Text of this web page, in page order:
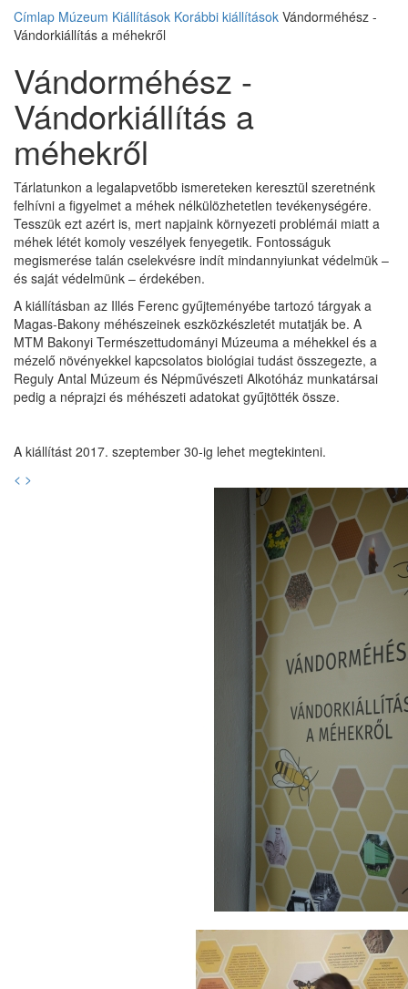
Címlap Múzeum Kiállítások Korábbi kiállítások Vándorméhész -
Vándorkiállítás a méhekről
Vándorméhész -
Vándorkiállítás a
méhekről
Tárlatunkon a legalapvetőbb ismereteken keresztül szeretnénk
felhívni a figyelmet a méhek nélkülözhetetlen tevékenységére.
Tesszük ezt azért is, mert napjaink környezeti problémái miatt a
méhek létét komoly veszélyek fenyegetik. Fontosságuk
megismerése talán cselekvésre indít mindannyiunkat védelmük –
és saját védelmünk – érdekében.
A kiállításban az Illés Ferenc gyűjteményébe tartozó tárgyak a
Magas-Bakony méhészeinek eszközkészletét mutatják be. A
MTM Bakonyi Természettudományi Múzeuma a méhekkel és a
mézelő növényekkel kapcsolatos biológiai tudást összegezte, a
Reguly Antal Múzeum és Népművészeti Alkotóház munkatársai
pedig a néprajzi és méhészeti adatokat gyűjtötték össze.
A kiállítást 2017. szeptember 30-ig lehet megtekinteni.
< >